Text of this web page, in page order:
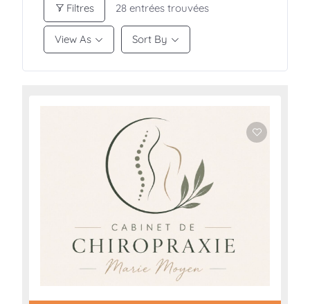
Filtres 28 entrées trouvées
View As Sort By